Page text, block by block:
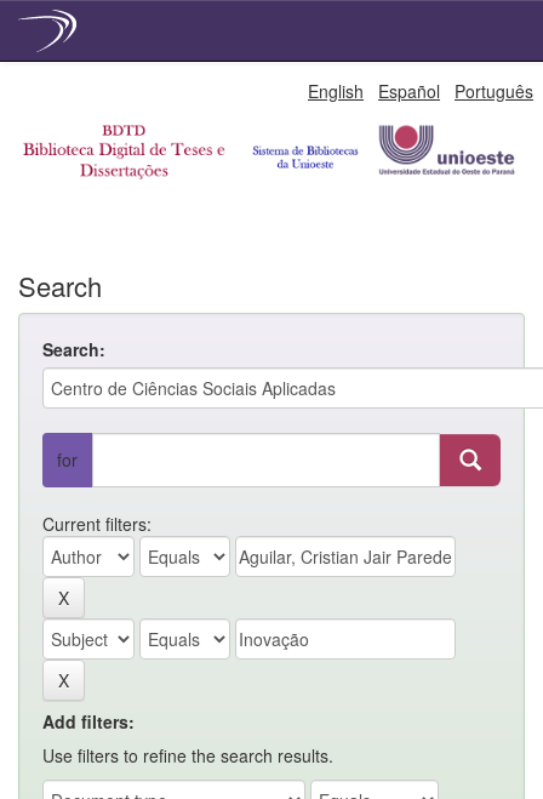
English Español Português
Search
Search:
for
Current filters:
Add filters:
Use filters to refine the search results.